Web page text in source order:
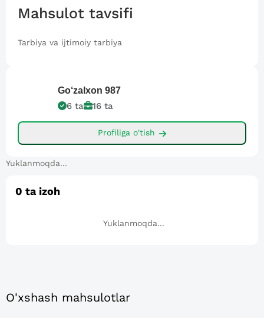
Mahsulot tavsifi
Tarbiya va ijtimoiy tarbiya
Go‘zalxon 987
6 ta 16 ta
Profiliga o'tish
Yuklanmoqda...
0 ta izoh
Yuklanmoqda...
O'xshash mahsulotlar